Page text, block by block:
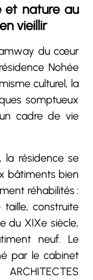
et nature au
vieillir
du cœur
Nohée
culturel, la
somptueux
cadre de vie
résidence se
bâtiments bien
réhabilités :
taille, construite
du XIXe siècle,
neuf. Le
par le cabinet